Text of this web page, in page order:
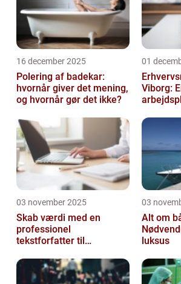
16 december 2025
Polering af badekar:
hvornår giver det mening,
og hvornår gør det ikke?
01
Viborg:
03 november 2025
Skab værdi med en
professionel
tekstforfatter til
03
Alt om
luksus